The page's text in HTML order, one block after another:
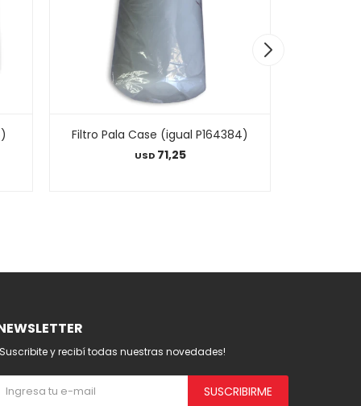
Filtro Pala Case (igual P164384)
USD 71,25
y recibí todas nuestras novedades!
SUSCRIBIRME